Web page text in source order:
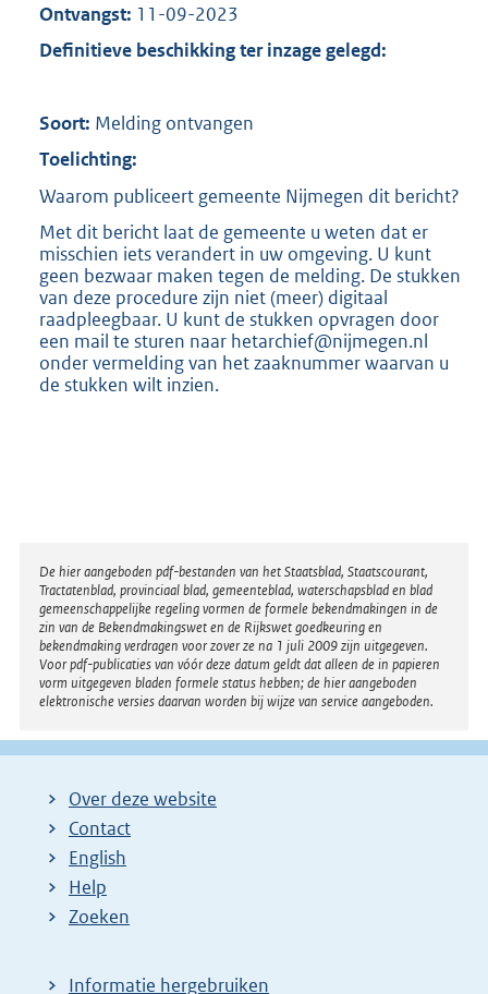
Ontvangst: 11-09-2023
Definitieve beschikking ter inzage gelegd:
Soort: Melding ontvangen
Toelichting:
Waarom publiceert gemeente Nijmegen dit bericht?
Met dit bericht laat de gemeente u weten dat er
misschien iets verandert in uw omgeving. U kunt
geen bezwaar maken tegen de melding. De stukken
van deze procedure zijn niet (meer) digitaal
raadpleegbaar. U kunt de stukken opvragen door
een mail te sturen naar hetarchief@nijmegen.nl
onder vermelding van het zaaknummer waarvan u
de stukken wilt inzien.
Disclaimer
De hier aangeboden pdf-bestanden van het Staatsblad, Staatscourant,
Tractatenblad, provinciaal blad, gemeenteblad, waterschapsblad en blad
gemeenschappelijke regeling vormen de formele bekendmakingen in de
zin van de Bekendmakingswet en de Rijkswet goedkeuring en
bekendmaking verdragen voor zover ze na 1 juli 2009 zijn uitgegeven.
Voor pdf-publicaties van vóór deze datum geldt dat alleen de in papieren
vorm uitgegeven bladen formele status hebben; de hier aangeboden
elektronische versies daarvan worden bij wijze van service aangeboden.
Over deze website
Contact
English
Help
Zoeken
Informatie hergebruiken